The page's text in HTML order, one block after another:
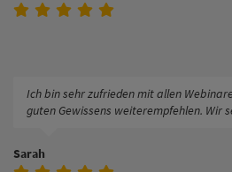
Ich bin sehr zufrieden mit allen
guten Gewissens weiterempfehlen. Wir
Sarah